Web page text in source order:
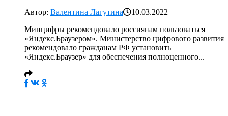
Автор: Валентина Лагутина
10.03.2022
Минцифры рекомендовало россиянам пользоваться
«Яндекс.Браузером». Министерство цифрового развития
рекомендовало гражданам РФ установить
«Яндекс.Браузер» для обеспечения полноценного...